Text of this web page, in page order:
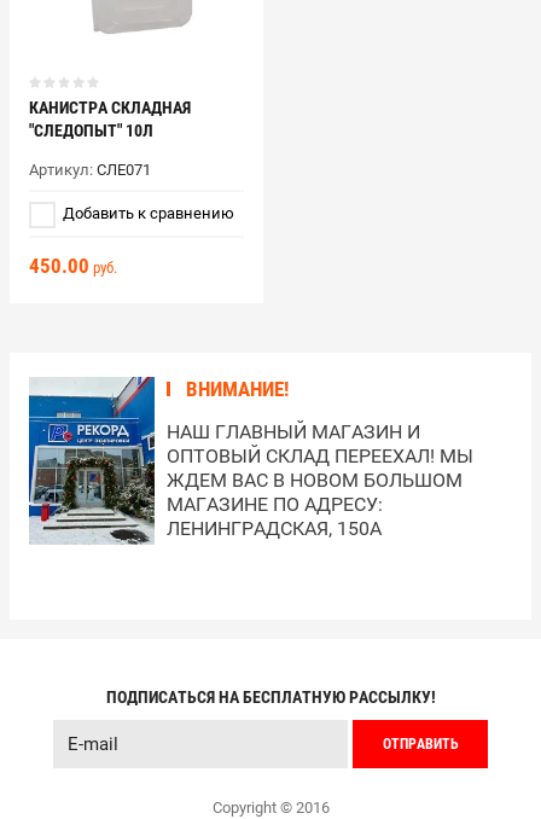
ВНИМАНИЕ!
НАШ ГЛАВНЫЙ МАГАЗИН И
ОПТОВЫЙ СКЛАД ПЕРЕЕХАЛ! МЫ
ЖДЕМ ВАС В НОВОМ БОЛЬШОМ
МАГАЗИНЕ ПО АДРЕСУ:
ЛЕНИНГРАДСКАЯ, 150А
КАНИСТРА СКЛАДНАЯ
"СЛЕДОПЫТ" 10Л
Артикул: СЛЕ071
Добавить к сравнению
450.00 руб.
ПОДПИСАТЬСЯ НА БЕСПЛАТНУЮ РАССЫЛКУ!
ОТПРАВИТЬ
Copyright © 2016